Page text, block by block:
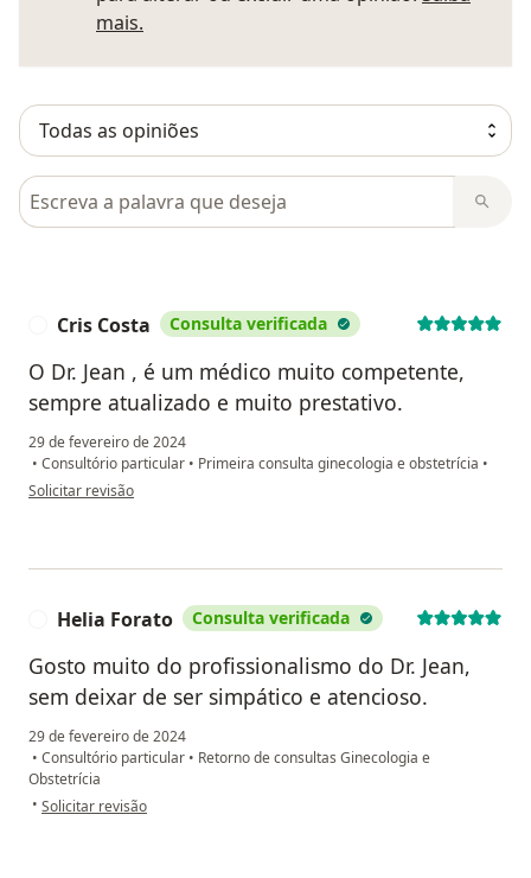
mais.
Pesquisar em opiniões
Cris Costa Consulta verificada
O Dr. Jean , é um médico muito competente,
sempre atualizado e muito prestativo.
29 de fevereiro de 2024
• Consultório particular • Primeira consulta ginecologia e obstetrícia •
na opinião do utilizador Cris Costa
Solicitar revisão
Helia Forato Consulta verificada
Gosto muito do profissionalismo do Dr. Jean,
sem deixar de ser simpático e atencioso.
29 de fevereiro de 2024
• Consultório particular • Retorno de consultas Ginecologia e
Obstetrícia
• na opinião do utilizador Helia Forato
Solicitar revisão